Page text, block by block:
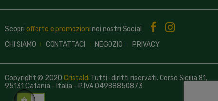
Scopri offerte e promozioni nei nostri Social
CHI SIAMO
CONTATTACI NEGOZIO PRIVACY
Copyright © 2020 Cristaldi Tutti i diritti riservati. Corso Sicilia 81,
95131 Catania - Italia - P.IVA 04988850873